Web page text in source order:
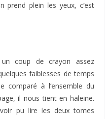
prend plein les yeux, c’est
coup de crayon assez
faiblesses de temps
comparé à l’ensemble du
il nous tient en haleine.
pu lire les deux tomes